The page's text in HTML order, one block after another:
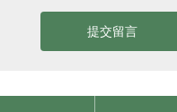
提交留言